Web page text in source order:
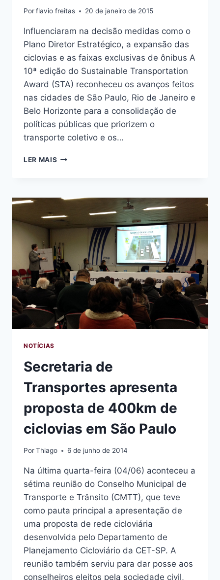
Porflavio freitas 20 de janeiro de 2015
Influenciaram na decisão medidas como o
Plano Diretor Estratégico, a expansão das
ciclovias e as faixas exclusivas de ônibus A
10ª edição do Sustainable Transportation
Award (STA) reconheceu os avanços feitos
nas cidades de São Paulo, Rio de Janeiro e
Belo Horizonte para a consolidação de
políticas públicas que priorizem o
transporte coletivo e os…
LER MAIS CIDADE
GANHA
INTERNACIONAL
PELAS
POLÍTICAS
EM
FAVOR
DA
MOBILIDADE
SUSTENTÁVEL,
DESTAQUE
PARA
CICLOCIDADE
NOTÍCIAS
Secretaria de
Transportes apresenta
proposta de 400km de
ciclovias em São Paulo
PorThiago 6 de junho de 2014
Na última quarta-feira (04/06) aconteceu a
sétima reunião do Conselho Municipal de
Transporte e Trânsito (CMTT), que teve
como pauta principal a apresentação de
uma proposta de rede cicloviária
desenvolvida pelo Departamento de
Planejamento Cicloviário da CET-SP. A
reunião também serviu para dar posse aos
conselheiros eleitos pela sociedade civil,